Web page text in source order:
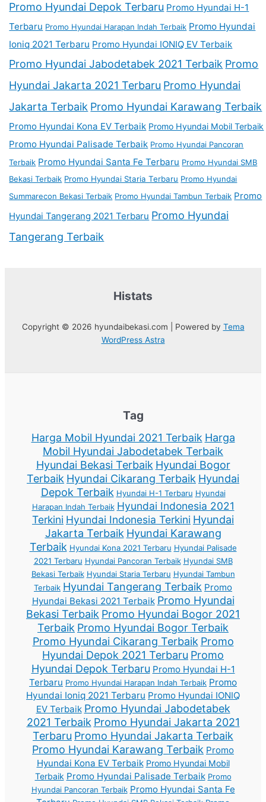
Promo Hyundai Depok Terbaru Promo Hyundai H-1
Terbaru Promo Hyundai Harapan Indah Terbaik Promo Hyundai
Ioniq 2021 Terbaru Promo Hyundai IONIQ EV Terbaik
Promo Hyundai Jabodetabek 2021 Terbaik Promo
Hyundai Jakarta 2021 Terbaru Promo Hyundai
Jakarta Terbaik Promo Hyundai Karawang Terbaik
Promo Hyundai Kona EV Terbaik Promo Hyundai Mobil Terbaik
Promo Hyundai Palisade Terbaik Promo Hyundai Pancoran
Terbaik Promo Hyundai Santa Fe Terbaru Promo Hyundai SMB
Bekasi Terbaik Promo Hyundai Staria Terbaru Promo Hyundai
Summarecon Bekasi Terbaik Promo Hyundai Tambun Terbaik Promo
Hyundai Tangerang 2021 Terbaru Promo Hyundai
Tangerang Terbaik
Histats
Copyright © 2026 hyundaibekasi.com | Powered by Tema
WordPress Astra
Tag
Harga Mobil Hyundai 2021 Terbaik Harga
Mobil Hyundai Jabodetabek Terbaik
Hyundai Bekasi Terbaik Hyundai Bogor
Terbaik Hyundai Cikarang Terbaik Hyundai
Depok Terbaik Hyundai H-1 Terbaru Hyundai
Harapan Indah Terbaik Hyundai Indonesia 2021
Terkini Hyundai Indonesia Terkini Hyundai
Jakarta Terbaik Hyundai Karawang
Terbaik Hyundai Kona 2021 Terbaru Hyundai Palisade
2021 Terbaru Hyundai Pancoran Terbaik Hyundai SMB
Bekasi Terbaik Hyundai Staria Terbaru Hyundai Tambun
Terbaik Hyundai Tangerang Terbaik Promo
Hyundai Bekasi 2021 Terbaik Promo Hyundai
Bekasi Terbaik Promo Hyundai Bogor 2021
Terbaik Promo Hyundai Bogor Terbaik
Promo Hyundai Cikarang Terbaik Promo
Hyundai Depok 2021 Terbaru Promo
Hyundai Depok Terbaru Promo Hyundai H-1
Terbaru Promo Hyundai Harapan Indah Terbaik Promo
Hyundai Ioniq 2021 Terbaru Promo Hyundai IONIQ
EV Terbaik Promo Hyundai Jabodetabek
2021 Terbaik Promo Hyundai Jakarta 2021
Terbaru Promo Hyundai Jakarta Terbaik
Promo Hyundai Karawang Terbaik Promo
Hyundai Kona EV Terbaik Promo Hyundai Mobil
Terbaik Promo Hyundai Palisade Terbaik Promo
Hyundai Pancoran Terbaik Promo Hyundai Santa Fe